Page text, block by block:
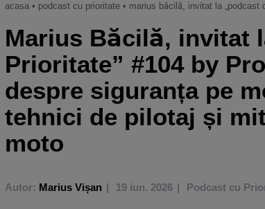
acasa • podcast cu prioritate • marius băcilă, invitat la „podcast cu prioritate” #104 by
Marius Băcilă, invitat
Prioritate” #104 by
despre siguranța pe
tehnici de pilotaj și
moto
Autor: Marius Vișan 19 iun. 2026 Podcast cu